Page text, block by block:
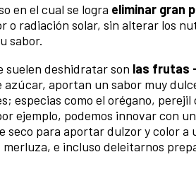
en el cual se logra eliminar gran
o radiación solar, sin alterar los
sabor.
suelen deshidratar son las frutas
aportan un sabor muy
especias como el orégano,
ejemplo, podemos innovar con
seco para aportar dulzor y color
e incluso deleitarnos